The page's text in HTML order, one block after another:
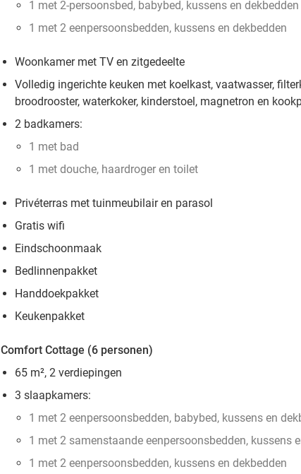
1 met 2-persoonsbed, babybed, kussens en dekbedden
1 met 2 eenpersoonsbedden, kussens en dekbedden
Woonkamer met TV en zitgedeelte
Volledig ingerichte keuken met koelkast, vaatwasser,
broodrooster, waterkoker, kinderstoel, magnetron en
2 badkamers:
1 met bad
1 met douche, haardroger en toilet
Privéterras met tuinmeubilair en parasol
Gratis wifi
Eindschoonmaak
Bedlinnenpakket
Handdoekpakket
Keukenpakket
Comfort Cottage (6 personen)
65 m², 2 verdiepingen
3 slaapkamers:
1 met 2 eenpersoonsbedden, babybed, kussens en
1 met 2 samenstaande eenpersoonsbedden, kussens
1 met 2 eenpersoonsbedden, kussens en dekbedden